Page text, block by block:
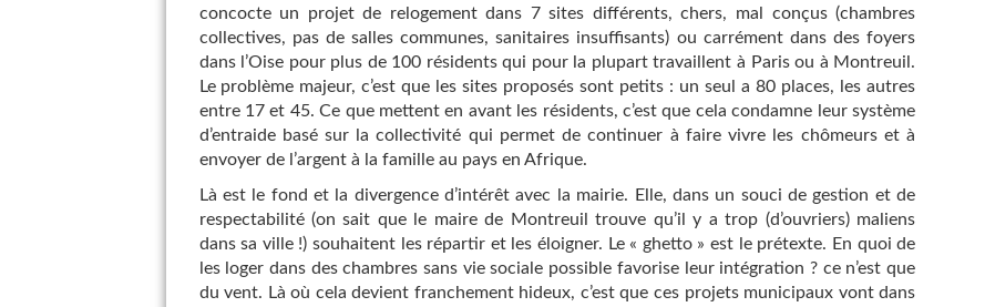
concocte un projet de relogement dans 7 sites différents, chers, mal conçus (chambres
collectives, pas de salles communes, sanitaires insuffisants) ou carrément dans des foyers
dans l’Oise pour plus de 100 résidents qui pour la plupart travaillent à Paris ou à Montreuil.
Le problème majeur, c’est que les sites proposés sont petits : un seul a 80 places, les autres
entre 17 et 45. Ce que mettent en avant les résidents, c’est que cela condamne leur système
d’entraide basé sur la collectivité qui permet de continuer à faire vivre les chômeurs et à
envoyer de l’argent à la famille au pays en Afrique.
Là est le fond et la divergence d’intérêt avec la mairie. Elle, dans un souci de gestion et de
respectabilité (on sait que le maire de Montreuil trouve qu’il y a trop (d’ouvriers) maliens
dans sa ville !) souhaitent les répartir et les éloigner. Le « ghetto » est le prétexte. En quoi de
les loger dans des chambres sans vie sociale possible favorise leur intégration ? ce n’est que
du vent. Là où cela devient franchement hideux, c’est que ces projets municipaux vont dans